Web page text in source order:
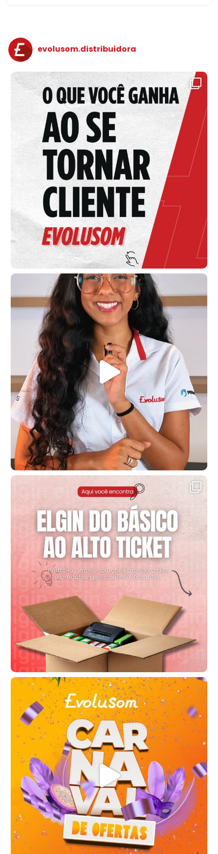
evolusom.distribuidora